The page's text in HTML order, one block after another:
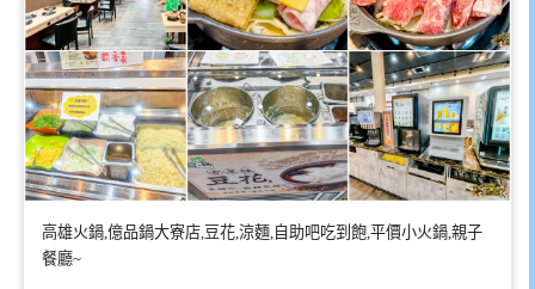
高雄火鍋,億品鍋大寮店,豆花,涼麵,自助吧吃到飽,平價小火鍋,親子
餐廳~